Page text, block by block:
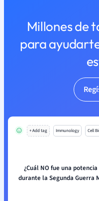
Millones de
para
+ Add tag Immunology Cell
¿Cuál NO fue una
durante la Segunda Guerra